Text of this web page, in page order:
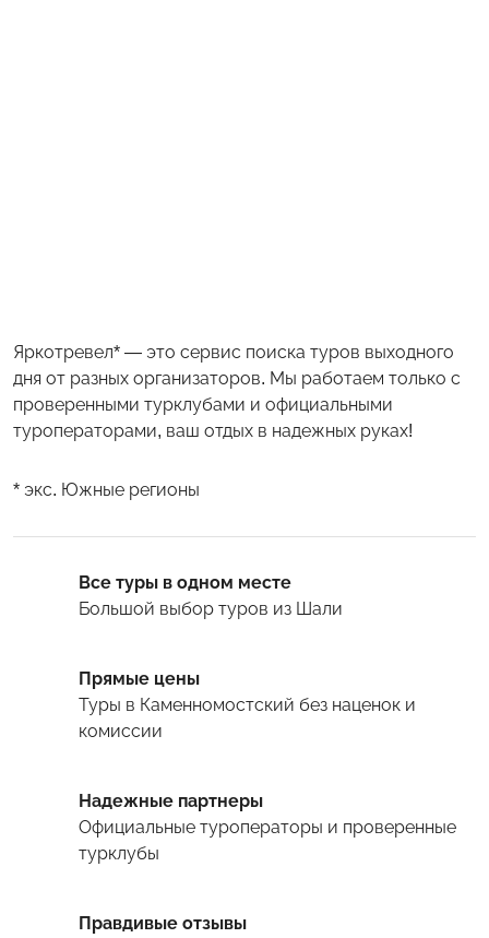
Яркотревел* — это сервис поиска туров выходного
дня от разных организаторов. Мы работаем только с
проверенными турклубами и официальными
туроператорами, ваш отдых в надежных руках!
* экс. Южные регионы
Все туры в одном месте
Большой выбор туров из Шали
Прямые цены
Туры в Каменномостский без наценок и
комиссии
Надежные партнеры
Официальные туроператоры и проверенные
турклубы
Правдивые отзывы